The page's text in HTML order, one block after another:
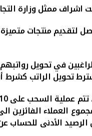
ممثل وزارة
لتقديم منتجات
في تحويل
تحويل الراتب
شهر خلال الاشهر الثلاثة التي تسبق عملية